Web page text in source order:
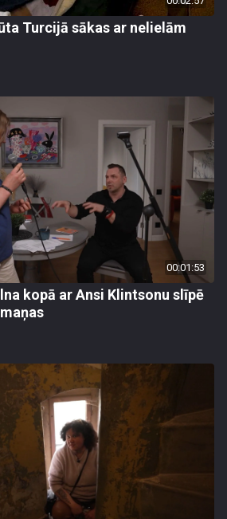
Turcijā sākas ar nelielām
00:01:53
kopā ar Ansi Klintsonu slīpē